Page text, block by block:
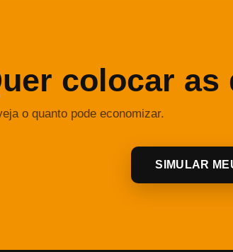
colocar as
o quanto pode economizar.
SIMULAR